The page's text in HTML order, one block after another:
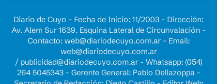
Diario de Cuyo - Fecha de Inicio: 11/2003 - Dirección:
Av. Alem Sur 1639. Esquina Lateral de Circunvalación -
Contacto: web@diariodecuyo.com.ar- Email:
web@diariodecuyo.com.ar
/ publicidad@diariodecuyo.com.ar- Whatsapp: (054)
264 5045343 - Gerente General: Pablo Dellazoppa -